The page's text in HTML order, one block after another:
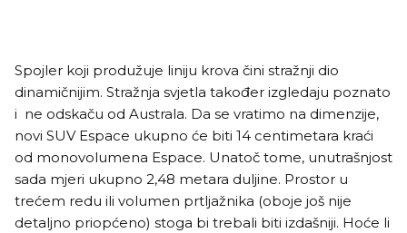
Spojler koji produžuje liniju krova čini stražnji dio
dinamičnijim. Stražnja svjetla također izgledaju poznato
i ne odskaču od Australa. Da se vratimo na dimenzije,
novi SUV Espace ukupno će biti 14 centimetara kraći
od monovolumena Espace. Unatoč tome, unutrašnjost
sada mjeri ukupno 2,48 metara duljine. Prostor u
trećem redu ili volumen prtljažnika (oboje još nije
detaljno priopćeno) stoga bi trebali biti izdašniji. Hoće li